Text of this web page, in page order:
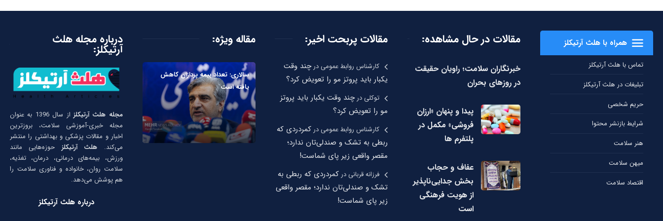
همراه با هلث آرتیکلز
تماس با هلث آرتیکلز
تبلیغات در هلث آرتیکلز
حریم شخصی
شرایط بازنشر محتوا
هنر سلامت
میهن سلامت
اقتصاد سلامت
مقالات در حال مشاهده:
خبرنگاران سلامت؛ راویان حقیقت
در روزهای بحران
پیدا و پنهان «ارزان
فروشی» مکمل در
پلتفرم ها
عفاف و حجاب
بخش جدایی‌ناپذیر
از هویت فرهنگی
است
مقالات پربحت اخیر:
کارشناس روابط عمومیدرچند وقت
یکبار باید پروتز مو را تعویض کرد؟
توکلیدرچند وقت یکبار باید پروتز
مو را تعویض کرد؟
کارشناس روابط عمومیدر کمردردی که
ربطی به تشک و صندلی‌تان ندارد؛
مقصر واقعی زیر پای شماست!
فرزانه قربانیدر کمردردی که ربطی به
تشک و صندلی‌تان ندارد؛ مقصر واقعی
زیر پای شماست!
مقاله ویژه:
سالاری: تعداد بیمه پردازان کاهش
یافته است
درباره مجله هلث
آرتیکلز:
مجله هلث آرتیکلز
از سال 1396 به عنوان
مجله خبری-آموزشی سلامت، بروزترین
اخبار و مقالات پزشکی و بهداشتی را منتشر
می‌کند. هلث آرتیکلز حوزه‌هایی مانند
ورزش، بیمه‌های درمانی، درمان، تغذیه،
سلامت روان، خانواده و فناوری سلامت را
هم پوشش می‌دهد.
درباره هلث آرتیکلز